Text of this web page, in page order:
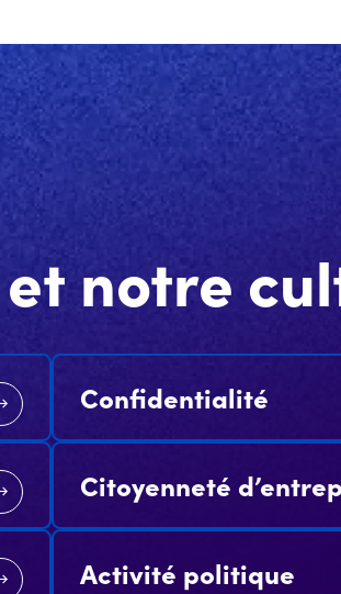
notre
Confidentialité
Citoyenneté
Activité politique